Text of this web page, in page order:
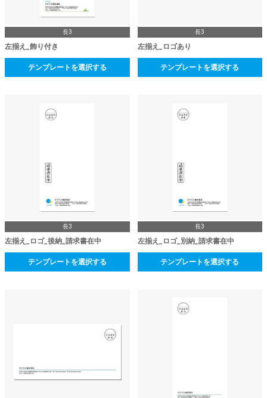
長3
左揃え_飾り付き
テンプレートを選択する
長3
左揃え_ロゴあり
テンプレートを選択する
長3
左揃え_ロゴ_後納_請求書在中
テンプレートを選択する
長3
左揃え_ロゴ_別納_請求書在中
テンプレートを選択する